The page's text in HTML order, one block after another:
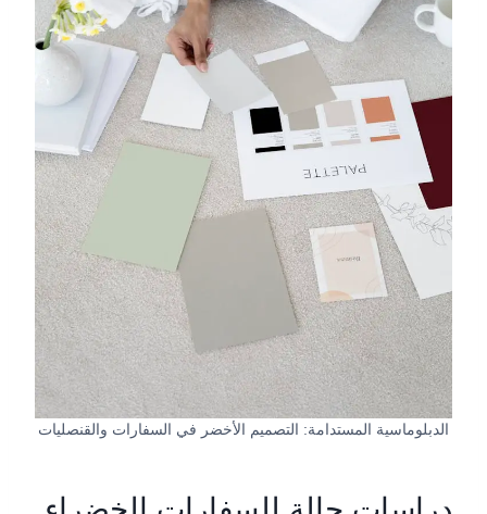
الدبلوماسية المستدامة: التصميم الأخضر في السفارات والقنصليات